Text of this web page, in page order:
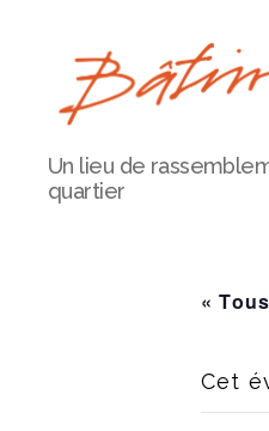
Bâtiment
7
Un lieu de
quartier
«
Cet